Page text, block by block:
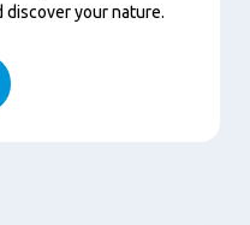
discover your nature.